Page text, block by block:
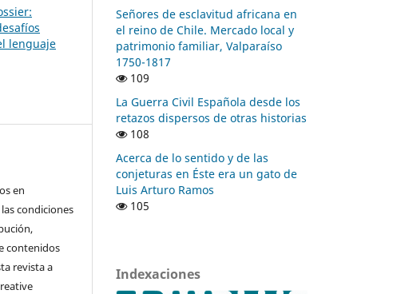
lenguaje
en
condiciones
contenidos
revista a
Señores de esclavitud africana en
el reino de Chile. Mercado local y
patrimonio familiar, Valparaíso
1750-1817
109
La Guerra Civil Española desde los
retazos dispersos de otras historias
108
Acerca de lo sentido y de las
conjeturas en Éste era un gato de
Luis Arturo Ramos
105
Indexaciones